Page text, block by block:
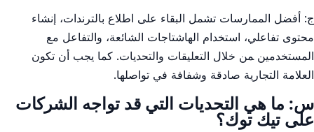
ج: أفضل ​الممارسات تشمل البقاء على اطلاع ⁤بالترندات، إنشاء
⁢محتوى تفاعلي،⁣ استخدام الهاشتاجات الشائعة،‍ والتفاعل مع ​
المستخدمين ‍من خلال ⁣التعليقات ⁤والتحديات. ⁣كما⁣ يجب أن تكون
العلامة التجارية صادقة وشفافة في⁣ تواصلها.
س: ما هي التحديات التي قد تواجه⁤ الشركات
على تيك توك؟